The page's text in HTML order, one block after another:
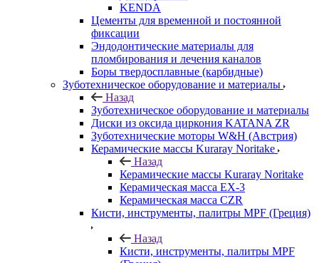
KENDA
Цементы для временной и постоянной
фиксации
Эндодонтические материалы для
пломбирования и лечения каналов
Боры твердосплавные (карбидные)
Зуботехническое оборудование и материалы
Назад
Зуботехническое оборудование и материалы
Диски из оксида циркония KATANA ZR
Зуботехнические моторы W&H (Австрия)
Керамические массы Kuraray Noritake
Назад
Керамические массы Kuraray Noritake
Керамическая масса EX-3
Керамическая масса CZR
Кисти, инструменты, палитры MPF (Греция)
Назад
Кисти, инструменты, палитры MPF